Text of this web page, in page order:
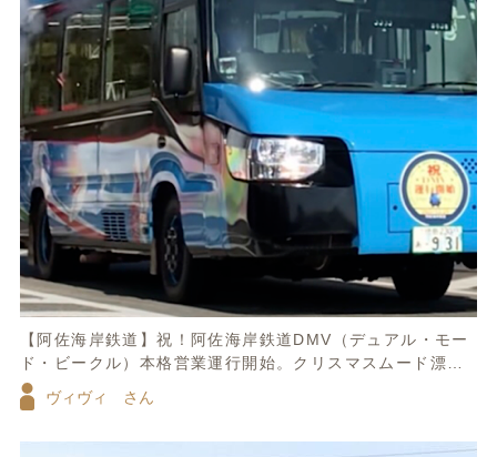
【阿佐海岸鉄道】祝！阿佐海岸鉄道DMV（デュアル・モー
ド・ビークル）本格営業運行開始。クリスマスムード漂う
12月25日、多くの人が見守るなか、阿波海南文化村から初
便が出発しました。
ヴィヴィ さん